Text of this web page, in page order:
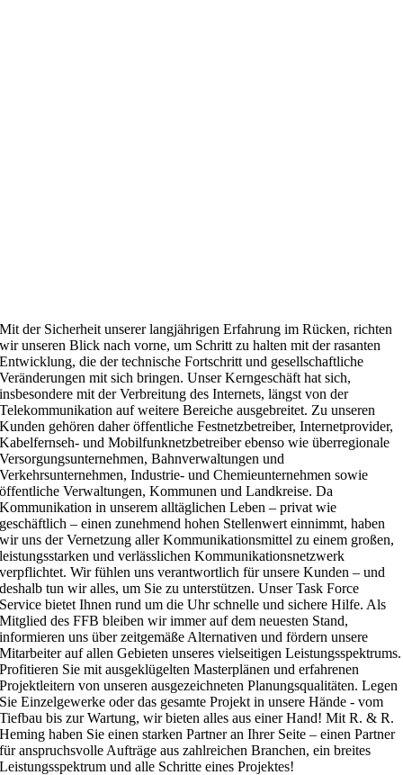
Mit der Sicherheit unserer langjährigen Erfahrung im Rücken, richten
wir unseren Blick nach vorne, um Schritt zu halten mit der rasanten
Entwicklung, die der technische Fortschritt und gesellschaftliche
Veränderungen mit sich bringen. Unser Kerngeschäft hat sich,
insbesondere mit der Verbreitung des Internets, längst von der
Telekommunikation auf weitere Bereiche ausgebreitet. Zu unseren
Kunden gehören daher öffentliche Festnetzbetreiber, Internetprovider,
Kabelfernseh- und Mobilfunknetzbetreiber ebenso wie überregionale
Versorgungsunternehmen, Bahnverwaltungen und
Verkehrsunternehmen, Industrie- und Chemieunternehmen sowie
öffentliche Verwaltungen, Kommunen und Landkreise. Da
Kommunikation in unserem alltäglichen Leben – privat wie
geschäftlich – einen zunehmend hohen Stellenwert einnimmt, haben
wir uns der Vernetzung aller Kommunikationsmittel zu einem großen,
leistungsstarken und verlässlichen Kommunikationsnetzwerk
verpflichtet. Wir fühlen uns verantwortlich für unsere Kunden – und
deshalb tun wir alles, um Sie zu unterstützen. Unser Task Force
Service bietet Ihnen rund um die Uhr schnelle und sichere Hilfe. Als
Mitglied des FFB bleiben wir immer auf dem neuesten Stand,
informieren uns über zeitgemäße Alternativen und fördern unsere
Mitarbeiter auf allen Gebieten unseres vielseitigen Leistungsspektrums.
Profitieren Sie mit ausgeklügelten Masterplänen und erfahrenen
Projektleitern von unseren ausgezeichneten Planungsqualitäten. Legen
Sie Einzelgewerke oder das gesamte Projekt in unsere Hände - vom
Tiefbau bis zur Wartung, wir bieten alles aus einer Hand! Mit R. & R.
Heming haben Sie einen starken Partner an Ihrer Seite – einen Partner
für anspruchsvolle Aufträge aus zahlreichen Branchen, ein breites
Leistungsspektrum und alle Schritte eines Projektes!